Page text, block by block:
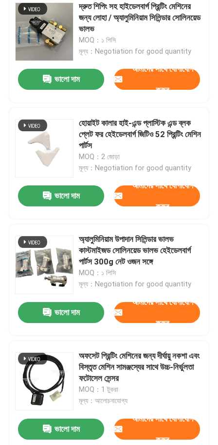
দ্রুত শিপিং সহ হাইডেলবার্গ প্রিন্টিং মেশিনের
জন্য লোহা / অ্যালুমিনিয়াম সিলিন্ডার সোলিনয়েড
ভালভ
MOQ：১ পিসি
মূল্য：Negotiation for good quantity
ভালো দাম
আমাদের সাথে যোগাযোগ
করুন
হোয়াইট কালার হাই-এন্ড প্লাস্টিক এন্ড ব্লক
প্লেট ফর হেইডেলবার্গ জিটিও 52 প্রিন্টিং মেশিন
পার্টস
MOQ：2 জোড়া
মূল্য：Negotiation for good quantity
ভালো দাম
আমাদের সাথে যোগাযোগ
করুন
অ্যালুমিনিয়াম উপাদান সিলিন্ডার ভালভ
কাস্টমাইজড সোলিনয়েড ভালভ হেইডেলবার্গ
পার্টস 300g নেট ওজন সঙ্গে
MOQ：১ পিসি
মূল্য：Negotiation for good quantity
ভালো দাম
আমাদের সাথে যোগাযোগ
করুন
অফসেট প্রিন্টিং মেশিনের জন্য দীর্ঘায়ু নকশা এবং
বিস্তৃত মেশিন সামঞ্জস্যের সাথে উচ্চ-নির্ভুলতা
ফটোসেল সেন্সর
MOQ：1 টুকরা
মূল্য：আলোচনাযোগ্য
ভালো দাম
আমাদের সাথে যোগাযোগ
করুন